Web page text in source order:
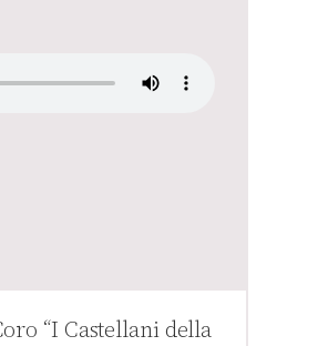
“I Castellani della